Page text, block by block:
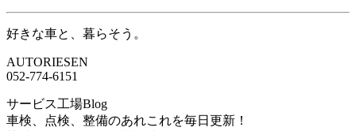
好きな車と、暮らそう。
AUTORIESEN
052-774-6151
サービス工場Blog
車検、点検、整備のあれこれを毎日更新！